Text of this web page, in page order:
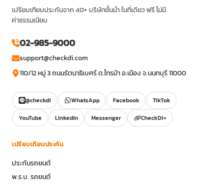
เปรียบเทียบประกันจาก 40+ บริษัทชั้นนำ ในที่เดียว ฟรี ไม่มี
ค่าธรรมเนียม
02-985-9000
support@checkdi.com
110/12 หมู่ 3 ถนนรัตนาธิเบศร์ ต.ไทรม้า อ.เมือง จ.นนทบุรี 11000
@checkdi WhatsApp Facebook
TikTok
YouTube
LinkedIn Messenger CheckDi+
เปรียบเทียบประกัน
ประกันรถยนต์
พ.ร.บ. รถยนต์